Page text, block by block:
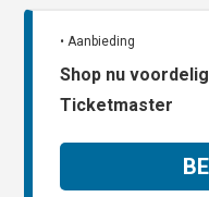
• Aanbieding
Shop nu
Ticketmaster